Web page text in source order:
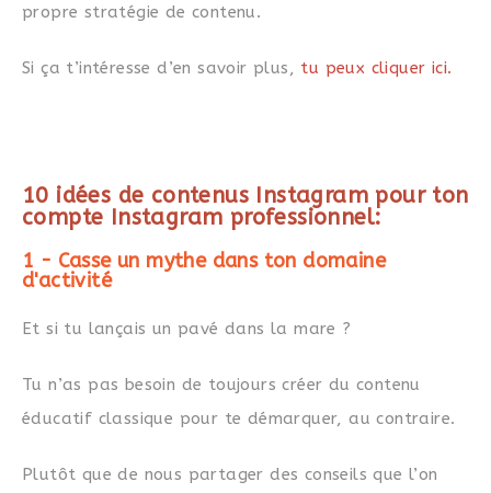
propre stratégie de contenu.
Si ça t’intéresse d’en savoir plus, tu peux cliquer ici.
10 idées de contenus Instagram pour ton
compte Instagram professionnel:
1 - Casse un mythe dans ton domaine
d'activité
Et si tu lançais un pavé dans la mare ?
Tu n’as pas besoin de toujours créer du contenu
éducatif classique pour te démarquer, au contraire.
Plutôt que de nous partager des conseils que l’on